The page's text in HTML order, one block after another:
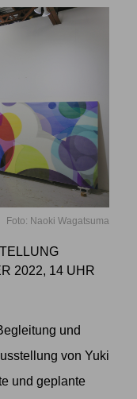
Foto: Naoki Wagatsuma
2022, 14 UHR
und
von Yuki
und geplante